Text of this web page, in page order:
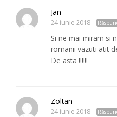
Jan
24 iunie 2018
Si ne mai miram si
romanii vazuti atit
De asta !!!!!!
Zoltan
24 iunie 2018